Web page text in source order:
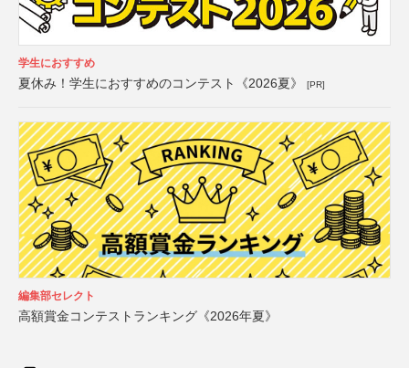
学生におすすめ
夏休み！学生におすすめのコンテスト《2026夏》 [PR]
編集部セレクト
高額賞金コンテストランキング《2026年夏》